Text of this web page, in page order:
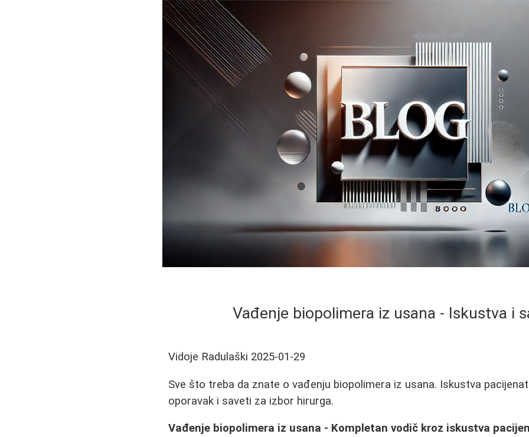
Vađenje biopolimera iz usana - Iskustva i
Vidoje Radulaški 2025-01-29
Sve što treba da znate o vađenju biopolimera iz usana. Iskustva
oporavak i saveti za izbor hirurga.
Vađenje biopolimera iz usana - Kompletan vodič kroz iskustva